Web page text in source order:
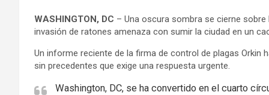
WASHINGTON, DC – Una oscura sombra se cierne
invasión de ratones amenaza con sumir la ciudad en un
Un informe reciente de la firma de control de plagas Orkin
sin precedentes que exige una respuesta urgente.
Washington, DC, se ha convertido en el cuarto